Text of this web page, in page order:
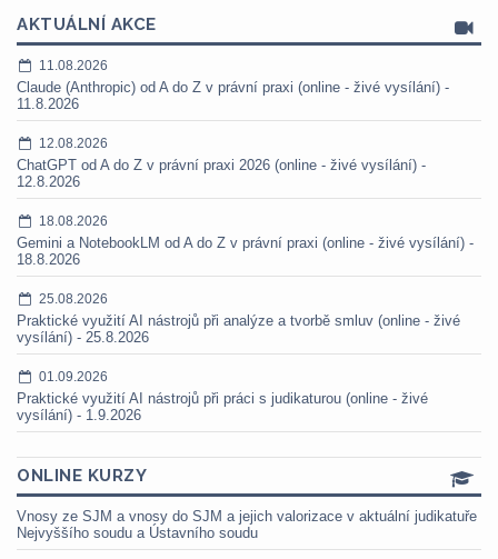
AKTUÁLNÍ AKCE
11.08.2026
Claude (Anthropic) od A do Z v právní praxi (online - živé vysílání) -
11.8.2026
12.08.2026
ChatGPT od A do Z v právní praxi 2026 (online - živé vysílání) -
12.8.2026
18.08.2026
Gemini a NotebookLM od A do Z v právní praxi (online - živé vysílání) -
18.8.2026
25.08.2026
Praktické využití AI nástrojů při analýze a tvorbě smluv (online - živé
vysílání) - 25.8.2026
01.09.2026
Praktické využití AI nástrojů při práci s judikaturou (online - živé
vysílání) - 1.9.2026
ONLINE KURZY
Vnosy ze SJM a vnosy do SJM a jejich valorizace v aktuální judikatuře
Nejvyššího soudu a Ústavního soudu